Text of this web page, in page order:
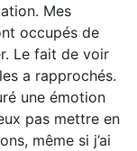
Mes
occupés de
Le fait de voir
a rapprochés.
une émotion
pas mettre en
même si j’ai